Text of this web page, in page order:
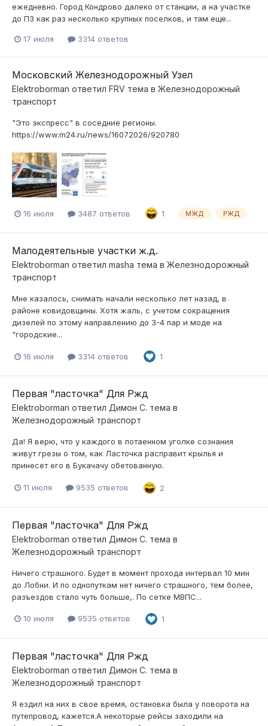
ежедневно. Город Кондрово далеко от станции, а на участке
до ПЗ как раз несколько крупных поселков, и там еще...
17 июля 3314 ответов
Московский Железнодорожный Узел
Elektroborman ответил FRV тема в Железнодорожный
транспорт
"Это экспресс" в соседние регионы.
https://www.m24.ru/news/16072026/920780
16 июля 3487 ответов 1 МЖД РЖД
Малодеятельные участки ж.д.
Elektroborman ответил masha тема в Железнодорожный
транспорт
Мне казалось, снимать начали несколько лет назад, в
районе ковидовщины. Хотя жаль, с учетом сокращения
дизелей по этому направлению до 3-4 пар и моде на
"городские...
16 июля 3314 ответов 1
Первая "ласточка" Для Ржд
Elektroborman ответил Димон С. тема в
Железнодорожный транспорт
Да! Я верю, что у каждого в потаенном уголке сознания
живут грезы о том, как Ласточка расправит крылья и
принесет его в Букачачу обетованную.
11 июля 9535 ответов 2
Первая "ласточка" Для Ржд
Elektroborman ответил Димон С. тема в
Железнодорожный транспорт
Ничего страшного. Будет в момент прохода интервал 10 мин
до Лобни. И по однопуткам нет ничего страшного, тем более,
разъездов стало чуть больше,. По сетке МВПС...
10 июля 9535 ответов 1
Первая "ласточка" Для Ржд
Elektroborman ответил Димон С. тема в
Железнодорожный транспорт
Я ездил на них в свое время, остановка была у поворота на
путепровод, кажется.А некоторые рейсы заходили на